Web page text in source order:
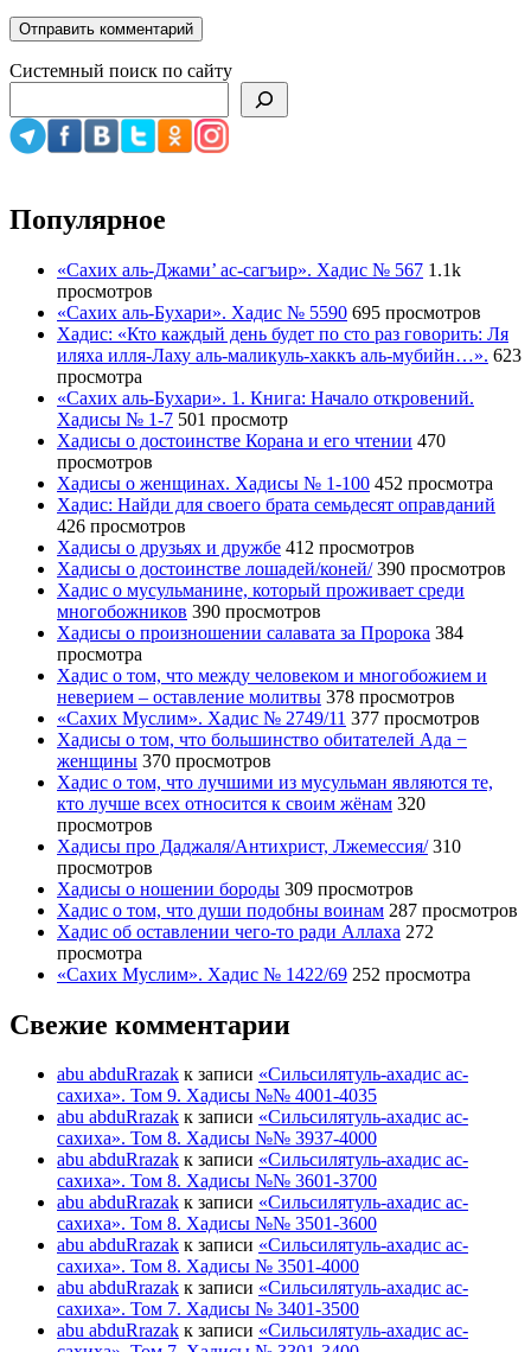
Системный поиск по сайту
Популярное
«Сахих аль-Джами’ ас-сагъир». Хадис № 567 1.1k
просмотров
«Сахих аль-Бухари». Хадис № 5590 695 просмотров
Хадис: «Кто каждый день будет по сто раз говорить: Ля
иляха илля-Лаху аль-маликуль-хаккъ аль-мубийн…». 623
просмотра
«Сахих аль-Бухари». 1. Книга: Начало откровений.
Хадисы № 1-7 501 просмотр
Хадисы о достоинстве Корана и его чтении 470
просмотров
Хадисы о женщинах. Хадисы № 1-100 452 просмотра
Хадис: Найди для своего брата семьдесят оправданий
426 просмотров
Хадисы о друзьях и дружбе 412 просмотров
Хадисы о достоинстве лошадей/коней/ 390 просмотров
Хадис о мусульманине, который проживает среди
многобожников 390 просмотров
Хадисы о произношении салавата за Пророка 384
просмотра
Хадис о том, что между человеком и многобожием и
неверием – оставление молитвы 378 просмотров
«Сахих Муслим». Хадис № 2749/11 377 просмотров
Хадисы о том, что большинство обитателей Ада −
женщины 370 просмотров
Хадис о том, что лучшими из мусульман являются те,
кто лучше всех относится к своим жёнам 320
просмотров
Хадисы про Даджаля/Антихрист, Лжемессия/ 310
просмотров
Хадисы о ношении бороды 309 просмотров
Хадис о том, что души подобны воинам 287 просмотров
Хадис об оставлении чего-то ради Аллаха 272
просмотра
«Сахих Муслим». Хадис № 1422/69 252 просмотра
Свежие комментарии
abu abduRrazak к записи «Сильсилятуль-ахадис ас-
сахиха». Том 9. Хадисы №№ 4001-4035
abu abduRrazak к записи «Сильсилятуль-ахадис ас-
сахиха». Том 8. Хадисы №№ 3937-4000
abu abduRrazak к записи «Сильсилятуль-ахадис ас-
сахиха». Том 8. Хадисы №№ 3601-3700
abu abduRrazak к записи «Сильсилятуль-ахадис ас-
сахиха». Том 8. Хадисы №№ 3501-3600
abu abduRrazak к записи «Сильсилятуль-ахадис ас-
сахиха». Том 8. Хадисы № 3501-4000
abu abduRrazak к записи «Сильсилятуль-ахадис ас-
сахиха». Том 7. Хадисы № 3401-3500
abu abduRrazak к записи «Сильсилятуль-ахадис ас-